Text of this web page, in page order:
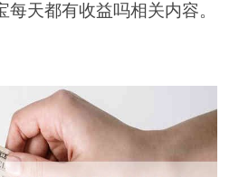
天都有收益吗相关内容。